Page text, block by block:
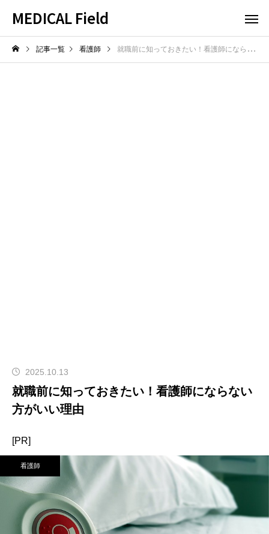
MEDICAL Field
記事一覧 看護師 就職前に知っておきたい！看護師にならない方がいい理由
2025.10.13
就職前に知っておきたい！看護師にならない
方がいい理由
[PR]
看護師